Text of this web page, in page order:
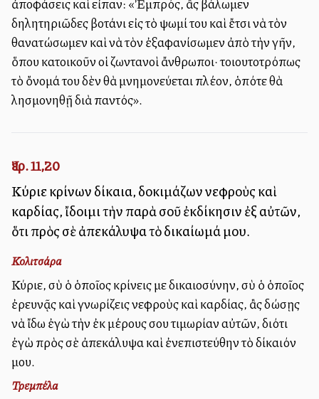
δηλητηριῶδες βοτάνι εἰς τὸ ψωμί του καὶ ἔτσι νὰ τὸν
θανατώσωμεν καὶ νὰ τὸν ἐξαφανίσωμεν ἀπὸ τὴν γῆν,
ὅπου κατοικοῦν οἱ ζωντανοὶ ἄνθρωποι· τοιουτοτρόπως
τὸ ὄνομά του δὲν θὰ μνημονεύεται πλέον, ὁπότε θὰ
λησμονηθῇ διὰ παντός».
Ἰερ. 11,20
Κύριε κρίνων δίκαια, δοκιμάζων νεφροὺς καὶ
καρδίας, ἴδοιμι τὴν παρὰ σοῦ ἐκδίκησιν ἐξ αὐτῶν,
ὅτι πρὸς σὲ ἀπεκάλυψα τὸ δικαίωμά μου.
Κολιτσάρα
Κύριε, σὺ ὁ ὁποῖος κρίνεις με δικαιοσύνην, σὺ ὁ ὁποῖος
ἐρευνᾷς καὶ γνωρίζεις νεφροὺς καὶ καρδίας, ἂς δώσῃς
νὰ ἴδω ἐγὼ τὴν ἐκ μέρους σου τιμωρίαν αὐτῶν, διότι
ἐγὼ πρὸς σὲ ἀπεκάλυψα καὶ ἐνεπιστεύθην τὸ δίκαιόν
μου.
Τρεμπέλα